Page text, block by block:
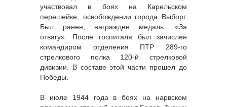
участвовал в боях на Карельском
перешейке, освобождении города Выборг.
Был ранен, награжден медаль. «За
отвагу». После госпиталя был зачислен
командиром отделения ПТР 289-го
стрелкового полка 120-й стрелковой
дивизии. В составе этой части прошел до
Победы.
В июле 1944 года в боях на нарвском